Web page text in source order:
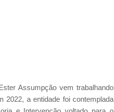
Assumpção vem trabalhando
2022, a entidade foi contemplada